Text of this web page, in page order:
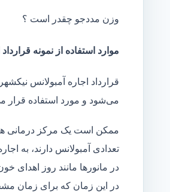
وزن مددجو چقدر است ؟
موارد استفاده از نمونه
قرارداد اجاره آمبولانس
می‌شود و مورد استفاده قرار
ممکن است یک مرکز درمانی
تعدادی آمبولانس دارند، به
در مانور‌ها مانند روز
در این زمان که برای زمان